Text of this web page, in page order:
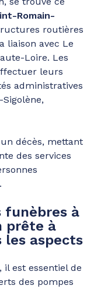
Romain-
routières
liaison avec Le
Loire. Les
leurs
administratives
décès, mettant
des services
funèbres à
prête à
les aspects
il est essentiel de
des pompes